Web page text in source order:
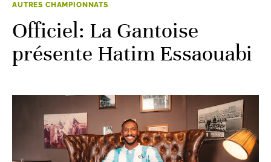
AUTRES CHAMPIONNATS
Officiel: La Gantoise
présente Hatim Essaouabi